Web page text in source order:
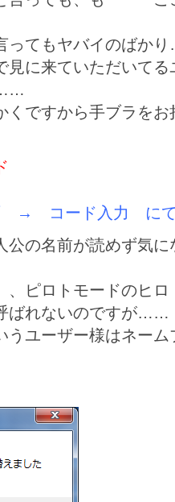
ってもヤバイのばか
見に来ていただいて
……
くですから手ブラを
→ コード入力 にて
公の名前が読めず気
、ピロトモードのヒ
ばれないのですが……
うユーザー様はネー